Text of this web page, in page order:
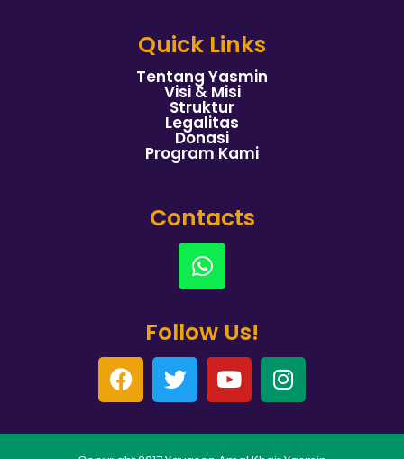
Quick Links
Tentang Yasmin
Visi & Misi
Struktur
Legalitas
Donasi
Program Kami
Contacts
Follow Us!